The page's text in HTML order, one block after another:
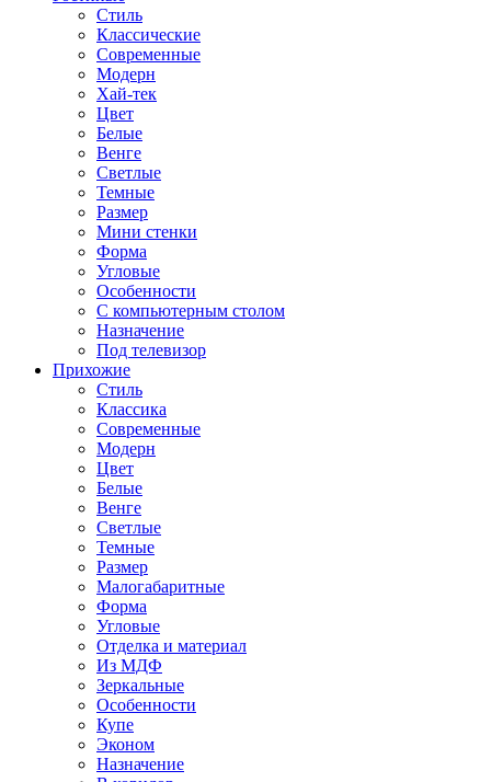
Стиль
Классические
Современные
Модерн
Хай-тек
Цвет
Белые
Венге
Светлые
Темные
Размер
Мини стенки
Форма
Угловые
Особенности
С компьютерным столом
Назначение
Под телевизор
Прихожие
Стиль
Классика
Современные
Модерн
Цвет
Белые
Венге
Светлые
Темные
Размер
Малогабаритные
Форма
Угловые
Отделка и материал
Из МДФ
Зеркальные
Особенности
Купе
Эконом
Назначение